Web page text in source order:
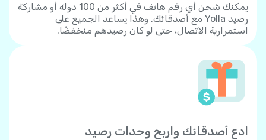
يمكنك شحن أي رقم هاتف في أكثر من 100 دولة أو مشاركة
رصيد Yolla مع أصدقائك. وهذا يساعد الجميع على
استمرارية الاتصال، حتى لو كان رصيدهم منخفضًا.
ادع أصدقائك واربح وحدات رصيد